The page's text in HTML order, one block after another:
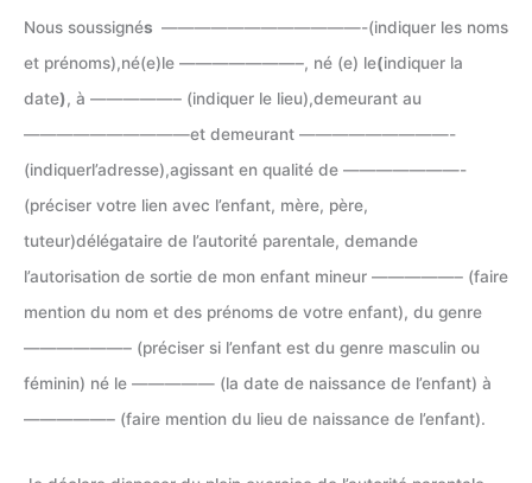
Nous soussignés ————————————-(indiquer les noms
et prénoms),né(e)le ———————–, né (e) le(indiquer la
date), à —————– (indiquer le lieu),demeurant au
——————————et demeurant —————————-
(indiquerl’adresse),agissant en qualité de ———————-
(préciser votre lien avec l’enfant, mère, père,
tuteur)délégataire de l’autorité parentale, demande
l’autorisation de sortie de mon enfant mineur —————– (faire
mention du nom et des prénoms de votre enfant), du genre
——————– (préciser si l’enfant est du genre masculin ou
féminin) né le ————— (la date de naissance de l’enfant) à
—————– (faire mention du lieu de naissance de l’enfant).